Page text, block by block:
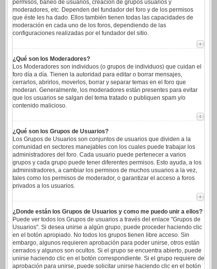
permisos, baneo de usuarios, creación de grupos usuarios y
moderadores, etc. Dependen del fundador del foro y de los permisos
que éste les ha dado. Ellos también tienen todas las capacidades de
moderación en cada uno de los foros, dependiendo de las
configuraciones realizadas por el fundador del sitio.
¿Qué son los Moderadores?
Los Moderadores son individuos (o grupos de individuos) que cuidan el
foro día a día. Tienen la autoridad para editar o borrar mensajes,
cerrarlos, abrirlos, moverlos, borrar y separar temas en el foro que
moderan. Generalmente, los moderadores están presentes para evitar
que los usuarios se salgan del tema tratado o publiquen spam y/o
contenido malicioso.
¿Qué son los Grupos de Usuarios?
Los Grupos de Usuarios son conjuntos de usuarios que dividen a la
comunidad en sectores manejables con los cuales puede trabajar los
administradores del foro. Cada usuario puede pertenecer a varios
grupos y cada grupo puede tener diferentes permisos. Esto ayuda, a los
administradores, a cambiar los permisos de muchos usuarios a la vez,
tales como los permisos de moderador, o garantizar el acceso a foros
privados a los usuarios.
¿Donde están los Grupos de Usuarios y como me puedo unir a ellos?
Puede ver todos los Grupos de usuarios a través del enlace "Grupos de
Usuarios". Si desea unirse a algún grupo, puede proceder haciendo clic
en el botón apropiado. No todos los grupos tienen libre acceso. Sin
embargo, algunos requieren aprobación para poder unirse, otros están
cerrados y algunos son ocultos. Si el grupo se encuentra abierto, puede
unirse haciendo clic en el botón correspondiente. Si el grupo requiere de
aprobación para unirse, puede solicitar unirse haciendo clic en el botón